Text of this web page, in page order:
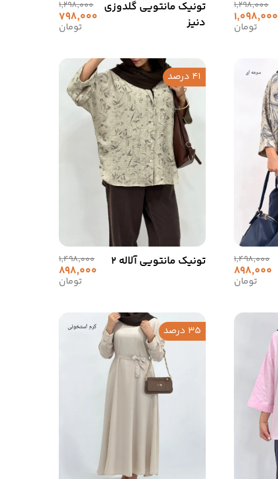
1,298,000
1,098,000
تومان
تونیک مانتویی گلدوزی
دنیز
1,298,000
798,000
تومان
1,498,000
898,000
تومان
41 درصد
تونیک مانتویی آلاله 2 1,498,000
898,000
تومان
35 درصد